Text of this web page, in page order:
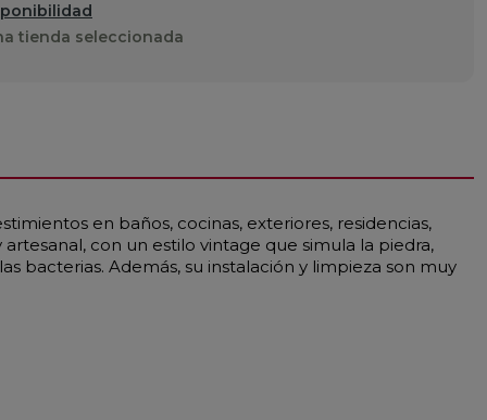
tienda seleccionada
en baños, cocinas, exteriores, residencias,
con un estilo vintage que simula la piedra,
bacterias. Además, su instalación y limpieza son muy